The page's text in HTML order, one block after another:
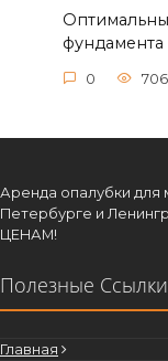
фундамента
0 706
Аренда опалубки для
Петербурге и
ЦЕНАМ!
Полезные Ссылки
Главная